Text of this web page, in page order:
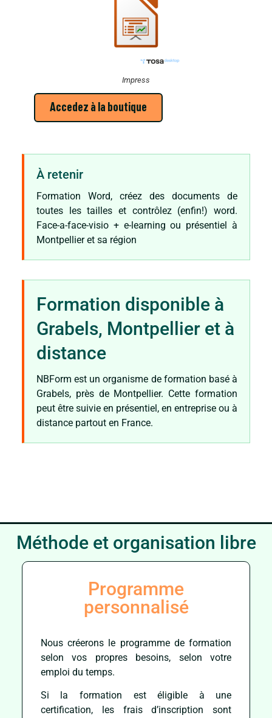
Impress
Accedez à la boutique
À retenir
Formation Word, créez des documents de
toutes les tailles et contrôlez (enfin!) word.
Face-a-face-visio + e-learning ou présentiel à
Montpellier et sa région
Formation disponible à
Grabels, Montpellier et à
distance
NBForm est un organisme de formation basé à
Grabels, près de Montpellier. Cette formation
peut être suivie en présentiel, en entreprise ou à
distance partout en France.
Méthode et organisation libre
Programme
personnalisé
Nous créerons le programme de formation
selon vos propres besoins, selon votre
emploi du temps.
Si la formation est éligible à une
certification, les frais d’inscription sont